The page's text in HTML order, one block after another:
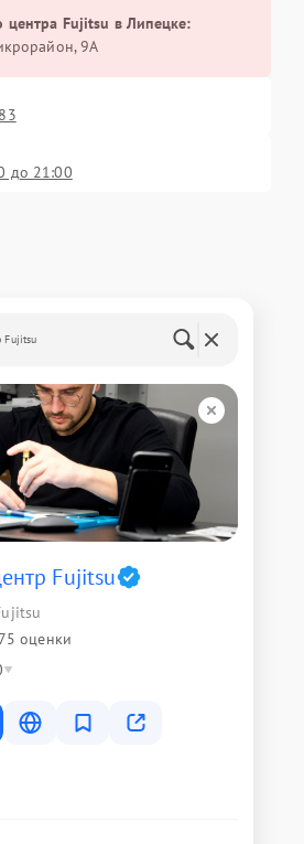
центра Fujitsu в Липецке:
9А
до 21:00
Fujitsu
Fujitsu
оценки